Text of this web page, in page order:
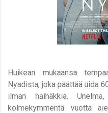
Huikean mukaansa
Nyadista, joka päättää uida
ilman haihäkkiä.
kolmekymmentä vuotta